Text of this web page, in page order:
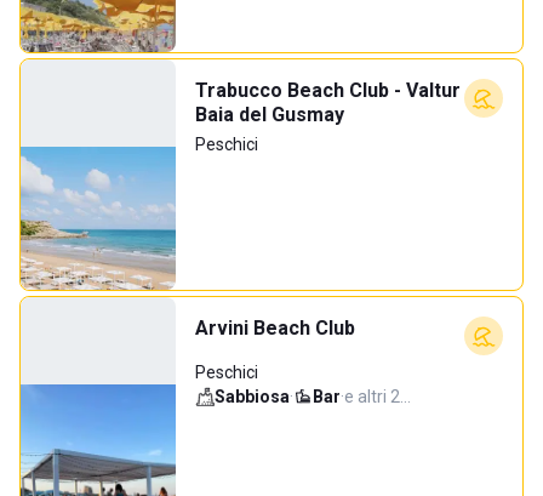
Trabucco Beach Club - Valtur
Baia del Gusmay
Peschici
Arvini Beach Club
Peschici
Sabbiosa· Bar·e altri 2…